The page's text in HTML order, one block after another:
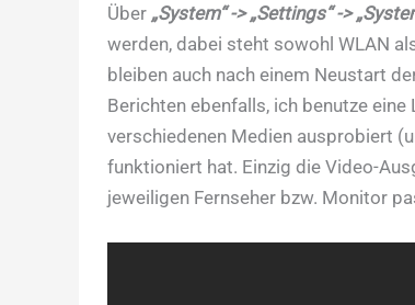
Über „System“ -> „Settings“ ->
werden, dabei steht sowohl WLAN
bleiben auch nach einem Neustart
Berichten ebenfalls, ich benutze
verschiedenen Medien ausprobiert
funktioniert hat. Einzig die Video-
jeweiligen Fernseher bzw. Monitor